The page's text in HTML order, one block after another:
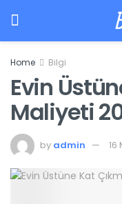
Home Bilgi
Evin
Maliyeti
by admin 16